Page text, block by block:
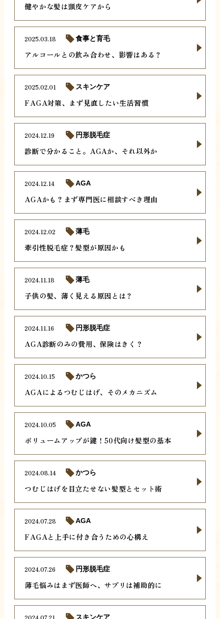
健やかな髪は頭皮ケアから
アルコールとの飲み合わせ、影響はある？
2025.03.18 食事と育毛
FAGA対策、まず見直したい生活習慣
2025.02.01 スキンケア
診断で分かること。AGAか、それ以外か
2024.12.19 円形脱毛症
AGAかも？まず専門医に相談すべき理由
2024.12.14 AGA
牽引性脱毛症？髪型が原因かも
2024.12.02 薄毛
子供の髪、薄く見える原因とは？
2024.11.18 薄毛
AGA診断のみの費用、保険はきく？
2024.11.16 円形脱毛症
AGAによるつむじはげ、そのメカニズム
2024.10.15 かつら
ボリュームアップが鍵！50代向け髪型の基本
2024.10.05 AGA
つむじはげを目立たせない髪型とセット術
2024.08.14 かつら
FAGAと上手に付き合うための心構え
2024.07.28 AGA
薄毛悩みはまず医師へ、サプリは補助的に
2024.07.26 円形脱毛症
2024.07.21 スキンケア